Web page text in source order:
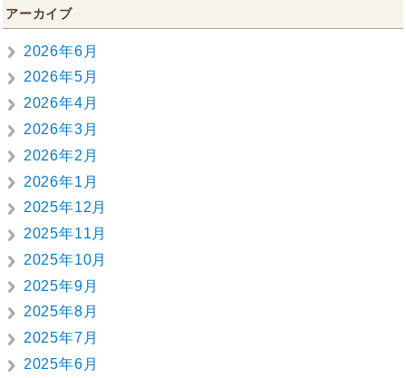
アーカイブ
2026年6月
2026年5月
2026年4月
2026年3月
2026年2月
2026年1月
2025年12月
2025年11月
2025年10月
2025年9月
2025年8月
2025年7月
2025年6月